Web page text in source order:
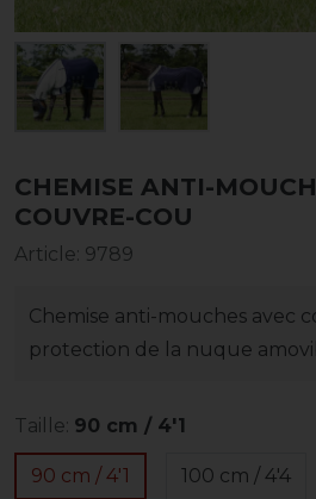
CHEMISE ANTI-
COUVRE-COU
Article: 9789
Chemise anti-mouches avec
protection de la nuque
Taille: 90 cm / 4'1
90 cm / 4'1 100 cm / 4'4